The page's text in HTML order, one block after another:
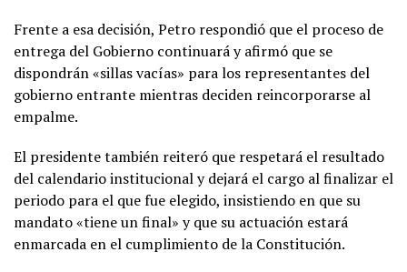
Frente a esa decisión, Petro respondió que el proceso de
entrega del Gobierno continuará y afirmó que se
dispondrán «sillas vacías» para los representantes del
gobierno entrante mientras deciden reincorporarse al
empalme.
El presidente también reiteró que respetará el resultado
del calendario institucional y dejará el cargo al finalizar el
periodo para el que fue elegido, insistiendo en que su
mandato «tiene un final» y que su actuación estará
enmarcada en el cumplimiento de la Constitución.